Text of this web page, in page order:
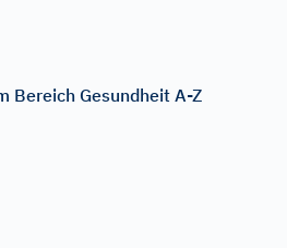
Bereich Gesundheit A-Z